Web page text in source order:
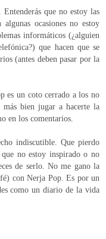
que no estoy las
ocasiones no estoy
informáticos (¿alguien
que hacen que se
(antes deben pasar por la
es un coto cerrado a los no
bien jugar a hacerte la
en los comentarios.
indiscutible. Que pierdo
no estoy inspirado o no
de serlo. No me gano la
con Nerja Pop. Es por un
como un diario de la vida